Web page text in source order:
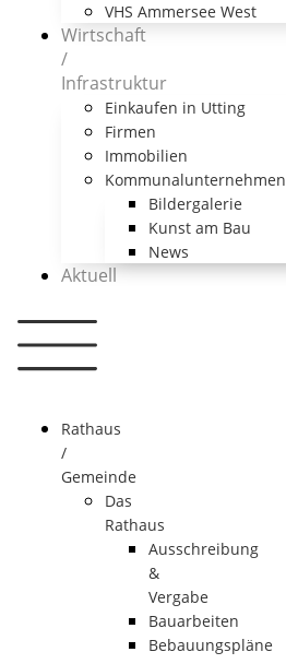
VHS Ammersee West
Wirtschaft
/
Infrastruktur
Einkaufen in Utting
Firmen
Immobilien
Kommunalunternehmen
Bildergalerie
Kunst am Bau
News
Aktuell
Rathaus
/
Gemeinde
Das
Rathaus
Ausschreibung
&
Vergabe
Bauarbeiten
Bebauungspläne